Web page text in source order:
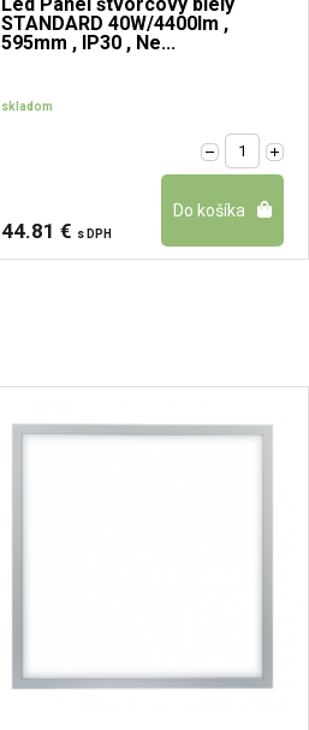
STANDARD 40W/4400lm ,
595mm , IP30 , Ne...
skladom
44.81 € s DPH